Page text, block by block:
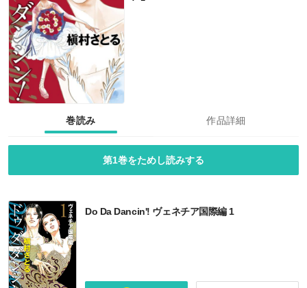
巻読み 作品詳細
第1巻をためし読みする
Do Da Dancin'! ヴェネチア国際編 1